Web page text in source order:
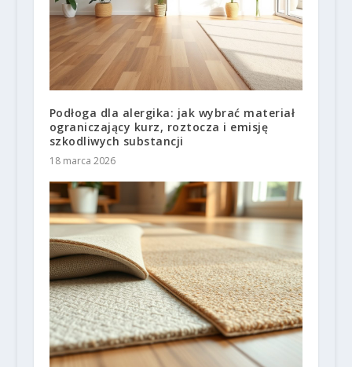
Podłoga dla alergika: jak wybrać materiał
ograniczający kurz, roztocza i emisję
szkodliwych substancji
18 marca 2026